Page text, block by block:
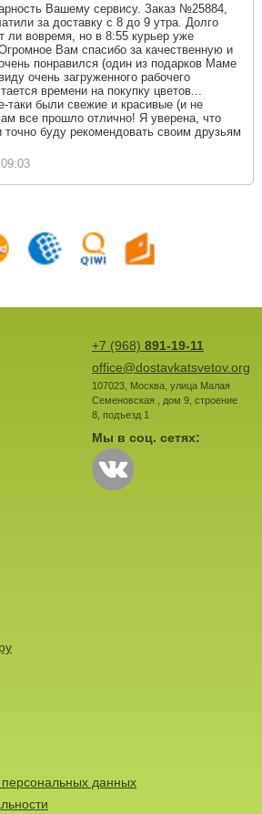
Вашему сервису. Заказ №25884,
за доставку с 8 до 9 утра. Долго
ли вовремя, но в 8:55 курьер уже
Вам спасибо за качественную и
понравился (один из подарков Маме
очень загруженного рабочего
времени на покупку цветов...
таки были свежие и красивые (и не
все прошло отлично! Я уверена, что
буду рекомендовать своим друзьям
+7 (968) 891-19-11
office@dostavkatsvetov.org
107023, Москва, улица Малая
Семеновская , дом 9, строение
8, подъезд 1
Мы в соц. сетях:
данных